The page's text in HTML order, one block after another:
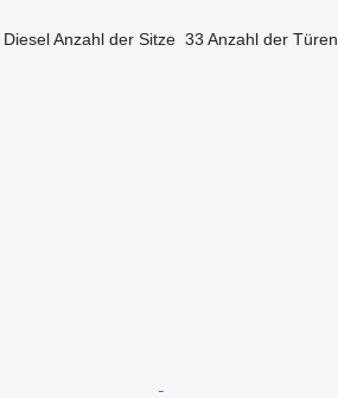
Diesel Anzahl der Sitze 33 Anzahl der Türen